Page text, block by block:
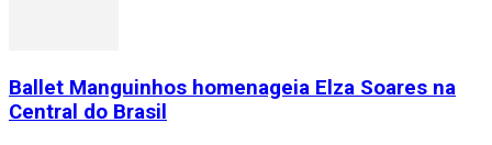
Ballet Manguinhos homenageia Elza Soares na
Central do Brasil